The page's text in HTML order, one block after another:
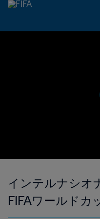
インテルナシオ
FIFAワールドカ